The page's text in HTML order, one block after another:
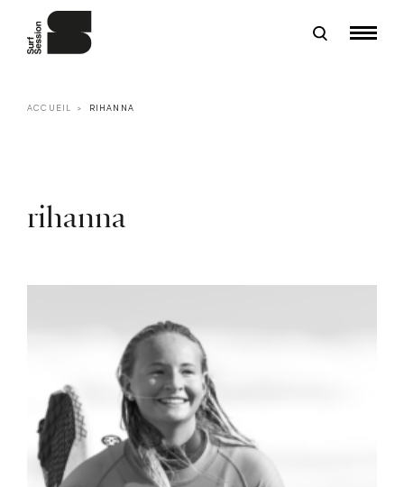
ACCUEIL RIHANNA
rihanna